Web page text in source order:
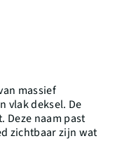
massief
vlak deksel. De
Deze naam past
zichtbaar zijn wat